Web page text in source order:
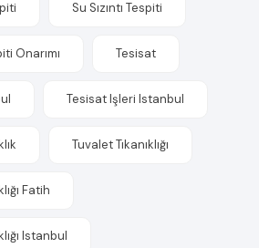
Su Sızıntı Tespiti
Onarımı Tesisat
Tesisat Işleri Istanbul
Tuvalet Tıkanıklığı
Fatih
Istanbul